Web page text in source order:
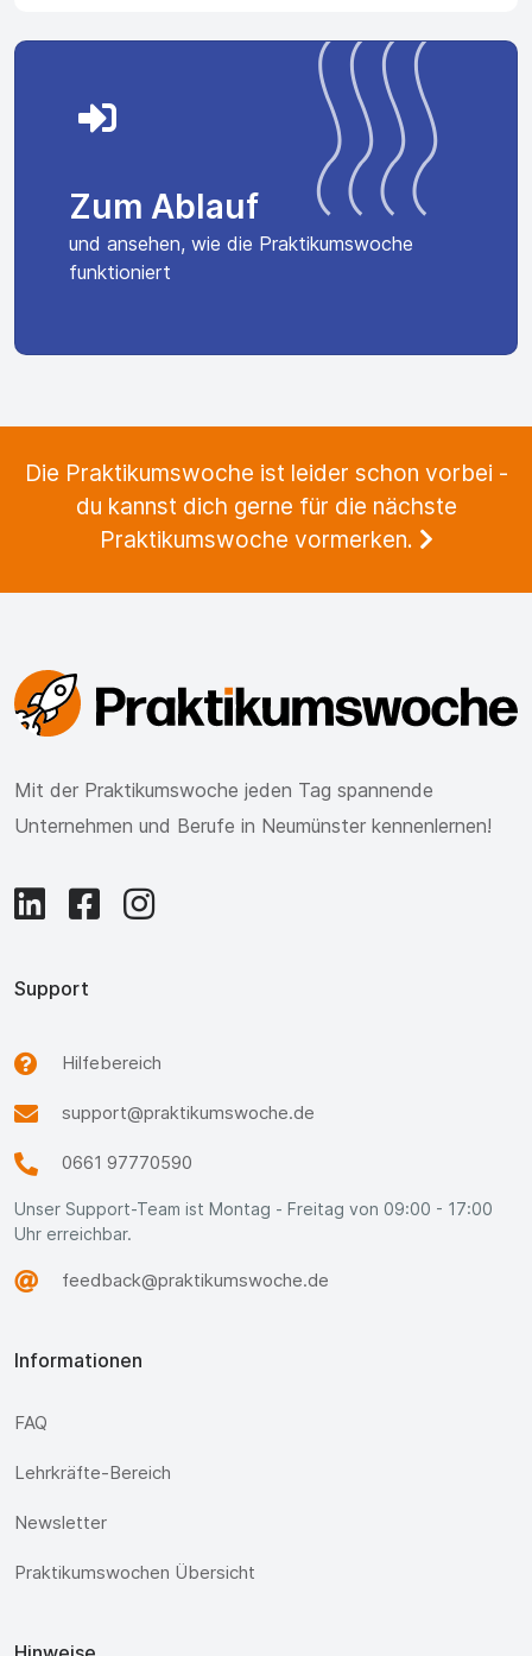
Zum Ablauf
und ansehen, wie die Praktikumswoche
funktioniert
Die Praktikumswoche ist leider schon vorbei -
du kannst dich gerne für die nächste
Praktikumswoche vormerken.
Mit der Praktikumswoche jeden Tag spannende
Unternehmen und Berufe in Neumünster kennenlernen!
Support
Hilfebereich
support@praktikumswoche.de
0661 97770590
Unser Support-Team ist Montag - Freitag von 09:00 - 17:00
Uhr erreichbar.
feedback@praktikumswoche.de
Informationen
FAQ
Lehrkräfte-Bereich
Newsletter
Praktikumswochen Übersicht